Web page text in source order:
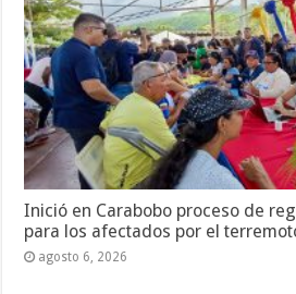
Inició en Carabobo proceso de
para los afectados por el
agosto 6, 2026